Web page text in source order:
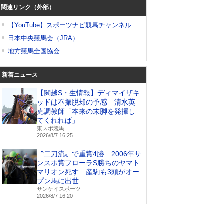
関連リンク（外部）
【YouTube】スポーツナビ競馬チャンネル
日本中央競馬会（JRA）
地方競馬全国協会
新着ニュース
【関越S・生情報】ディマイザキ
ッドは不振脱却の予感 清水英
克調教師「本来の末脚を発揮し
てくれれば」
東スポ競馬
2026/8/7 16:25
〝二刀流〟で重賞4勝…2006年サ
ンスポ賞フローラS勝ちのヤマト
マリオン死す 産駒も3頭がオー
プン馬に出世
サンケイスポーツ
2026/8/7 16:20